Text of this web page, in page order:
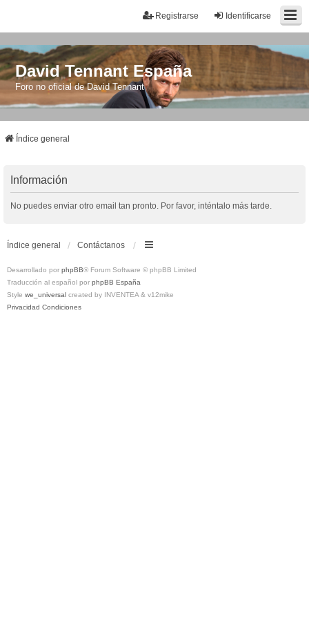
Identificarse
Registrarse
David Tennant España
Foro no oficial de David Tennant
Índice general
Información
No puedes enviar otro email tan pronto. Por favor, inténtalo más tarde.
Índice general Contáctanos
Desarrollado por phpBB® Forum Software © phpBB Limited
Traducción al español por phpBB España
Style we_universal created by INVENTEA & v12mike
Privacidad Condiciones